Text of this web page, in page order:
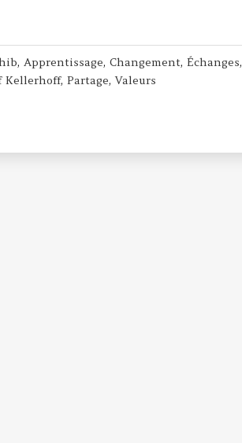
,Apprentissage,Changement,Échanges,
Kellerhoff,Partage,Valeurs